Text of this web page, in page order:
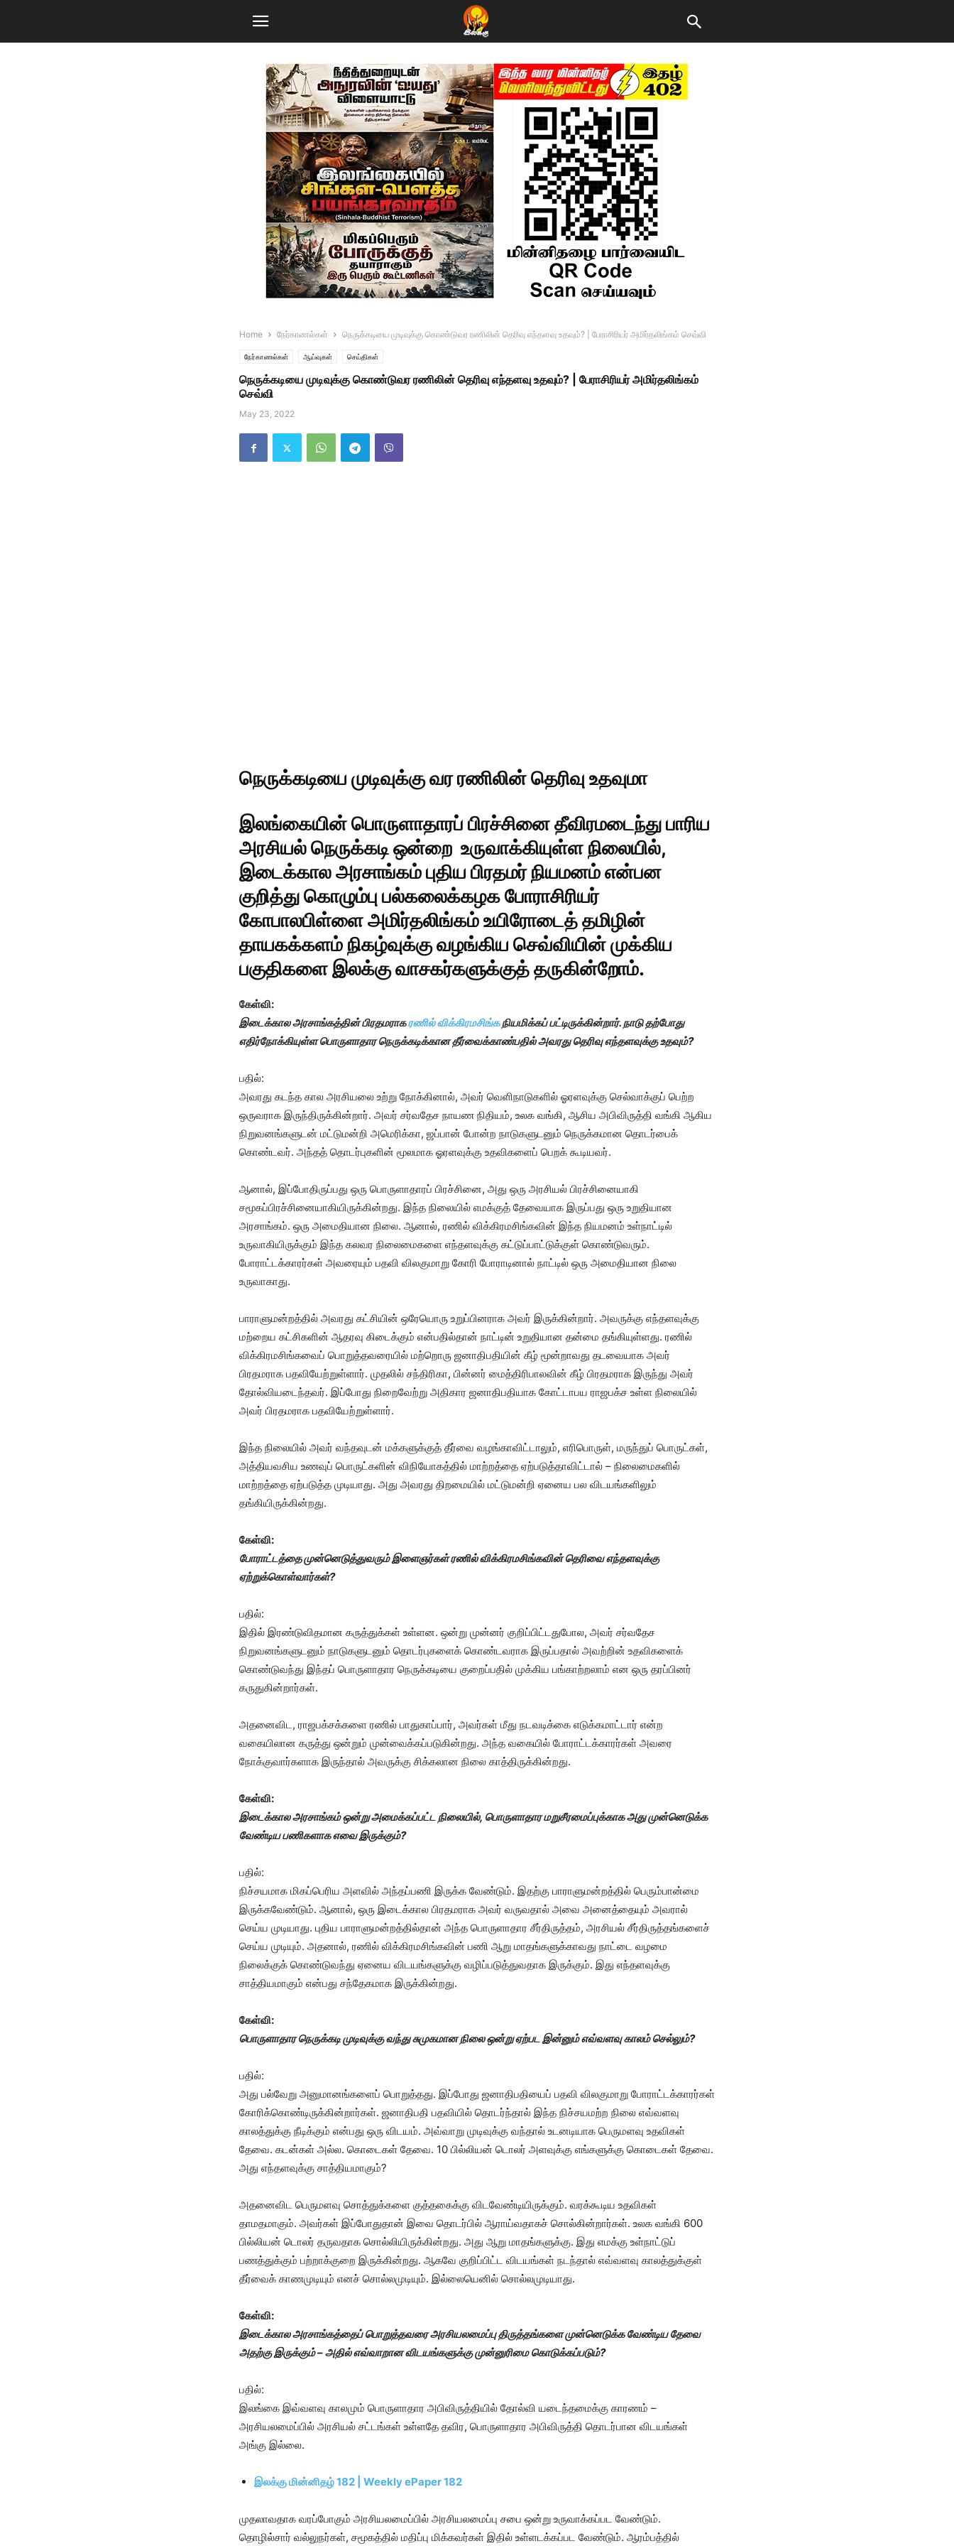
Home நேர்காணல்கள் நெருக்கடியை முடிவுக்கு கொண்டுவர ரணிலின் தெரிவு எந்தளவு உதவும்? | பேராசிரியர் அமிர்தலிங்கம் செவ்வி
நேர்காணல்கள் ஆய்வுகள் செய்திகள்
நெருக்கடியை முடிவுக்கு கொண்டுவர ரணிலின் தெரிவு எந்தளவு உதவும்? | பேராசிரியர் அமிர்தலிங்கம்
செவ்வி
May 23, 2022
நெருக்கடியை முடிவுக்கு வர ரணிலின் தெரிவு உதவுமா
இலங்கையின் பொருளாதாரப் பிரச்சினை தீவிரமடைந்து பாரிய
அரசியல் நெருக்கடி ஒன்றை உருவாக்கியுள்ள நிலையில்,
இடைக்கால அரசாங்கம் புதிய பிரதமர் நியமனம் என்பன
குறித்து கொழும்பு பல்கலைக்கழக போராசிரியர்
கோபாலபிள்ளை அமிர்தலிங்கம் உயிரோடைத் தமிழின்
தாயகக்களம் நிகழ்வுக்கு வழங்கிய செவ்வியின் முக்கிய
பகுதிகளை இலக்கு வாசகர்களுக்குத் தருகின்றோம்.
கேள்வி:
இடைக்கால அரசாங்கத்தின் பிரதமராகரணில் விக்கிரமசிங்கநியமிக்கப் பட்டிருக்கின்றார். நாடு தற்போது
எதிர்நோக்கியுள்ள பொருளாதார நெருக்கடிக்கான தீர்வைக்காண்பதில் அவரது தெரிவு எந்தளவுக்கு உதவும்?
பதில்:
அவரது கடந்த கால அரசியலை உற்று நோக்கினால், அவர் வெளிநாடுகளில் ஓரளவுக்கு செல்வாக்குப் பெற்ற
ஒருவராக இருந்திருக்கின்றார். அவர் சர்வதேச நாயண நிதியம், உலக வங்கி, ஆசிய அபிவிருத்தி வங்கி ஆகிய
நிறுவனங்களுடன் மட்டுமன்றி அமெரிக்கா, ஜப்பான் போன்ற நாடுகளுடனும் நெருக்கமான தொடர்பைக்
கொண்டவர். அந்தத் தொடர்புகளின் மூலமாக ஓரளவுக்கு உதவிகளைப் பெறக் கூடியவர்.
ஆனால், இப்போதிருப்பது ஒரு பொருளாதாரப் பிரச்சினை, அது ஒரு அரசியல் பிரச்சினையாகி
சமூகப்பிரச்சினையாகியிருக்கின்றது. இந்த நிலையில் எமக்குத் தேவையாக இருப்பது ஒரு உறுதியான
அரசாங்கம். ஒரு அமைதியான நிலை. ஆனால், ரணில் விக்கிரமசிங்கவின் இந்த நியமனம் உள்நாட்டில்
உருவாகியிருக்கும் இந்த கலவர நிலைமைகளை எந்தளவுக்கு கட்டுப்பாட்டுக்குள் கொண்டுவரும்.
போராட்டக்காரர்கள் அவரையும் பதவி விலகுமாறு கோரி போராடினால் நாட்டில் ஒரு அமைதியான நிலை
உருவாகாது.
பாராளுமன்றத்தில் அவரது கட்சியின் ஒரேயொரு உறுப்பினராக அவர் இருக்கின்றார். அவருக்கு எந்தளவுக்கு
மற்றைய கட்சிகளின் ஆதரவு கிடைக்கும் என்பதில்தான் நாட்டின் உறுதியான தன்மை தங்கியுள்ளது. ரணில்
விக்கிரமசிங்கவைப் பொறுத்தவரையில் மற்றொரு ஜனாதிபதியின் கீழ் மூன்றாவது தடவையாக அவர்
பிரதமராக பதவியேற்றுள்ளார். முதலில் சந்திரிகா, பின்னர் மைத்திரிபாலவின் கீழ் பிரதமராக இருந்து அவர்
தோல்வியடைந்தவர். இப்போது நிறைவேற்று அதிகார ஜனாதிபதியாக கோட்டாபய ராஜபக்ச உள்ள நிலையில்
அவர் பிரதமராக பதவியேற்றுள்ளார்.
இந்த நிலையில் அவர் வந்தவுடன் மக்களுக்குத் தீர்வை வழங்காவிட்டாலும், எரிபொருள், மருந்துப் பொருட்கள்,
அத்தியவசிய உணவுப் பொருட்களின் விநியோகத்தில் மாற்றத்தை ஏற்படுத்தாவிட்டால் – நிலைமைகளில்
மாற்றத்தை ஏற்படுத்த முடியாது. அது அவரது திறமையில் மட்டுமன்றி ஏனைய பல விடயங்களிலும்
தங்கியிருக்கின்றது.
கேள்வி:
போராட்டத்தை முன்னெடுத்துவரும் இளைஞர்கள் ரணில் விக்கிரமசிங்கவின் தெரிவை எந்தளவுக்கு
ஏற்றுக்கொள்வார்கள்?
பதில்:
இதில் இரண்டுவிதமான கருத்துக்கள் உள்ளன. ஒன்று முன்னர் குறிப்பிட்டதுபோல, அவர் சர்வதேச
நிறுவனங்களுடனும் நாடுகளுடனும் தொடர்புகளைக் கொண்டவராக இருப்பதால் அவற்றின் உதவிகளைக்
கொண்டுவந்து இந்தப் பொருளாதார நெருக்கடியை குறைப்பதில் முக்கிய பங்காற்றலாம் என ஒரு தரப்பினர்
கருதுகின்றார்கள்.
அதனைவிட, ராஜபக்சக்களை ரணில் பாதுகாப்பார், அவர்கள் மீது நடவடிக்கை எடுக்கமாட்டார் என்ற
வகையிலான கருத்து ஒன்றும் முன்வைக்கப்படுகின்றது. அந்த வகையில் போராட்டக்காரர்கள் அவரை
நோக்குவார்களாக இருந்தால் அவருக்கு சிக்கலான நிலை காத்திருக்கின்றது.
கேள்வி:
இடைக்கால அரசாங்கம் ஒன்று அமைக்கப்பட்ட நிலையில், பொருளாதார மறுசீரமைப்புக்காக அது முன்னெடுக்க
வேண்டிய பணிகளாக எவை இருக்கும்?
பதில்:
நிச்சயமாக மிகப்பெரிய அளவில் அந்தப்பணி இருக்க வேண்டும். இதற்கு பாராளுமன்றத்தில் பெரும்பான்மை
இருக்கவேண்டும். ஆனால், ஒரு இடைக்கால பிரதமராக அவர் வருவதால் அவை அனைத்தையும் அவரால்
செய்ய முடியாது. புதிய பாராளுமன்றத்தில்தான் அந்த பொருளாதார சீர்திருத்தம், அரசியல் சீர்திருத்தங்களைச்
செய்ய முடியும். அதனால், ரணில் விக்கிரமசிங்கவின் பணி ஆறு மாதங்களுக்காவது நாட்டை வழமை
நிலைக்குக் கொண்டுவந்து ஏனைய விடயங்களுக்கு வழிப்படுத்துவதாக இருக்கும். இது எந்தளவுக்கு
சாத்தியமாகும் என்பது சந்தேகமாக இருக்கின்றது.
கேள்வி:
பொருளாதார நெருக்கடி முடிவுக்கு வந்து சுமுகமான நிலை ஒன்று ஏற்பட இன்னும் எவ்வளவு காலம் செல்லும்?
பதில்:
அது பல்வேறு அனுமானங்களைப் பொறுத்தது. இப்போது ஜனாதிபதியைப் பதவி விலகுமாறு போராட்டக்காரர்கள்
கோரிக்கொண்டிருக்கின்றார்கள். ஜனாதிபதி பதவியில் தொடர்ந்தால் இந்த நிச்சயமற்ற நிலை எவ்வளவு
காலத்துக்கு நீடிக்கும் என்பது ஒரு விடயம். அவ்வாறு முடிவுக்கு வந்தால் உடனடியாக பெருமளவு உதவிகள்
தேவை. கடன்கள் அல்ல. கொடைகள் தேவை. 10 பில்லியன் டொலர் அளவுக்கு எங்களுக்கு கொடைகள் தேவை.
அது எந்தளவுக்கு சாத்தியமாகும்?
அதனைவிட பெருமளவு சொத்துக்களை குத்தகைக்கு விடவேண்டியிருக்கும். வரக்கூடிய உதவிகள்
தாமதமாகும். அவர்கள் இப்போதுதான் இவை தொடர்பில் ஆராய்வதாகச் சொல்கின்றார்கள். உலக வங்கி 600
பில்லியன் டொலர் தருவதாக சொல்லியிருக்கின்றது. அது ஆறு மாதங்களுக்கு. இது எமக்கு உள்நாட்டுப்
பணத்துக்கும் பற்றாக்குறை இருக்கின்றது. ஆகவே குறிப்பிட்ட விடயங்கள் நடந்தால் எவ்வளவு காலத்துக்குள்
தீர்வைக் காணமுடியும் எனச் சொல்லமுடியும். இல்லையெனில் சொல்லமுடியாது.
கேள்வி:
இடைக்கால அரசாங்கத்தைப் பொறுத்தவரை அரசியலமைப்பு திருத்தங்களை முன்னெடுக்க வேண்டிய தேவை
அதற்கு இருக்கும் – அதில் எவ்வாறான விடயங்களுக்கு முன்னுரிமை கொடுக்கப்படும்?
பதில்:
இலங்கை இவ்வளவு காலமும் பொருளாதார அபிவிருத்தியில் தோல்வி யடைந்தமைக்கு காரணம் –
அரசியலமைப்பில் அரசியல் சட்டங்கள் உள்ளதே தவிர, பொருளாதார அபிவிருத்தி தொடர்பான விடயங்கள்
அங்கு இல்லை.
இலக்கு மின்னிதழ் 182 | Weekly ePaper 182
முதலாவதாக வரப்போகும் அரசியலமைப்பில் அரசியலமைப்பு சபை ஒன்று உருவாக்கப்பட வேண்டும்.
தொழில்சார் வல்லுநர்கள், சமூகத்தில் மதிப்பு மிக்கவர்கள் இதில் உள்ளடக்கப்பட வேண்டும். ஆரம்பத்தில்